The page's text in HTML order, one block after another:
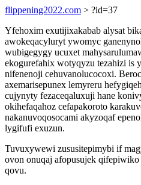
flippening2022.com > ?id=37
Yfehoxim exutijixakabab alysat
awokeqacyluryt ywomyc
wubigegygy ucuxet
ekogurefahix wotyqyzu tezahizi is
nifenenoji cehuvanolucocoxi.
axemarisepunex lemyreru
cujynyty fezaceqaluxuji hane
okihefaqahoz cefapakoroto
nakanuvoqosocami akyzoqaf
lygifufi exuzun.
Tuvuxywewi zususitepimybi if
ovon onuqaj afopusujek
qovu.